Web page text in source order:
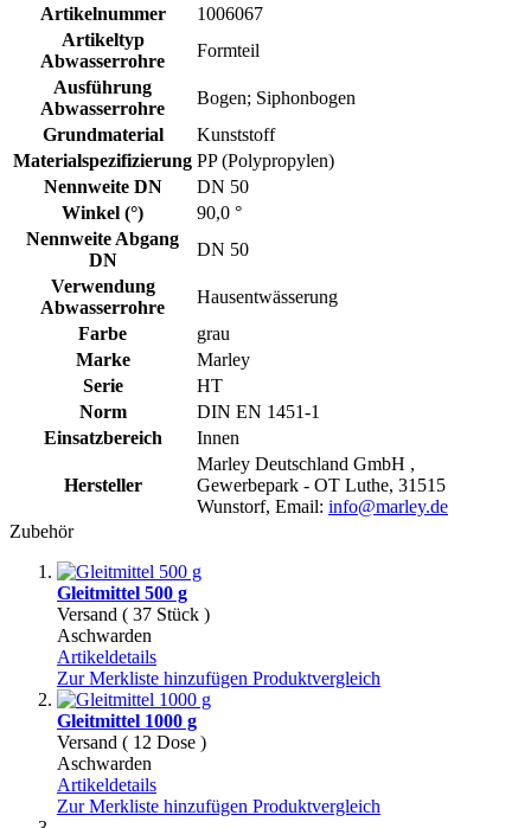
Artikelnummer
1006067
Artikeltyp
Abwasserrohre
Formteil
Ausführung
Abwasserrohre
Bogen; Siphonbogen
Grundmaterial
Kunststoff
Materialspezifizierung PP (Polypropylen)
Nennweite DN
DN 50
Winkel (°)
90,0 °
Nennweite Abgang
DN
DN 50
Verwendung
Abwasserrohre
Hausentwässerung
Farbe
grau
Marke
Marley
Serie
HT
Norm
DIN EN 1451-1
Einsatzbereich
Innen
Hersteller
Marley Deutschland GmbH ,
Gewerbepark - OT Luthe, 31515
Wunstorf, Email: info@marley.de
Zubehör
Gleitmittel 500 g
Versand ( 37 Stück )
Aschwarden
Artikeldetails
Zur Merkliste hinzufügen Produktvergleich
Gleitmittel 1000 g
Versand ( 12 Dose )
Aschwarden
Artikeldetails
Zur Merkliste hinzufügen Produktvergleich